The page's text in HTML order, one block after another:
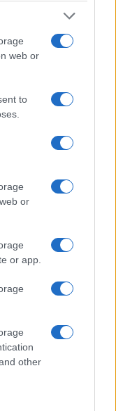
web or
to
or
or app.
other
και λαϊκό